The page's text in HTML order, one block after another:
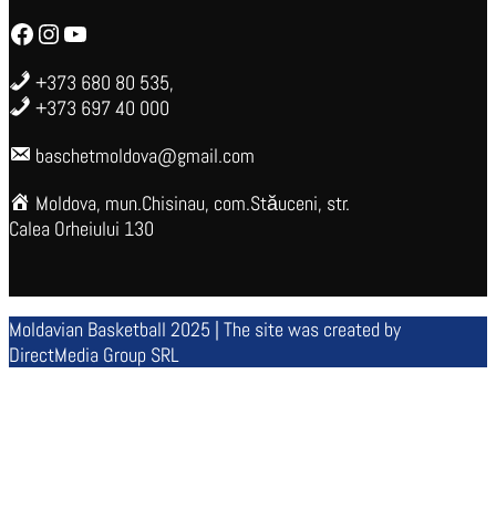
Facebook Instagram YouTube
+373 680 80 535,
+373 697 40 000
baschetmoldova@gmail.com
Moldova, mun.Chisinau, com.Stăuceni, str.
Calea Orheiului 130
Moldavian Basketball 2025 | The site was created by
DirectMedia Group SRL